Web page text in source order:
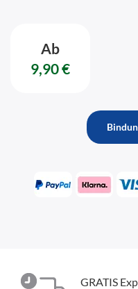
Ab
9,90 €
GRATIS